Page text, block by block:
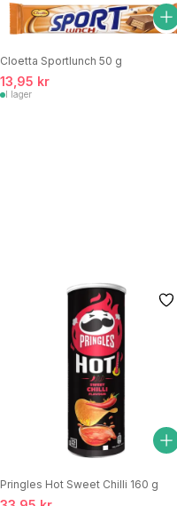
Cloetta Sportlunch 50 g
13,95 kr
I lager
Pringles Hot Sweet Chilli 160 g